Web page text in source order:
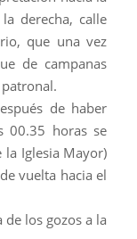
derecha, calle
que una vez
de campanas
de haber
00.35 horas se
Iglesia Mayor)
vuelta hacia el
los gozos a la